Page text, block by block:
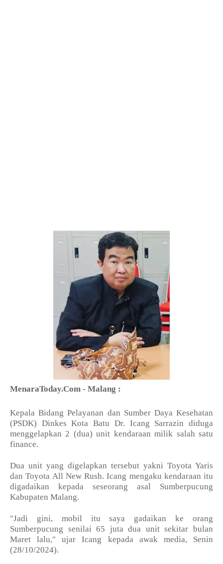
MenaraToday.Com - Malang :
Kepala Bidang Pelayanan dan Sumber Daya Kesehatan
(PSDK) Dinkes Kota Batu Dr. Icang Sarrazin diduga
menggelapkan 2 (dua) unit kendaraan milik salah satu
finance.
Dua unit yang digelapkan tersebut yakni Toyota Yaris
dan Toyota All New Rush. Icang mengaku kendaraan itu
digadaikan kepada seseorang asal Sumberpucung
Kabupaten Malang.
"Jadi gini, mobil itu saya gadaikan ke orang
Sumberpucung senilai 65 juta dua unit sekitar bulan
Maret lalu," ujar Icang kepada awak media, Senin
(28/10/2024).